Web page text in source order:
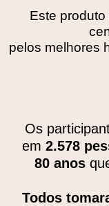
Este
pelos melhores
Os
em 2.578
80 anos
Todos